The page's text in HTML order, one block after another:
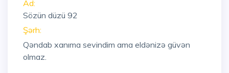
Ad:
Sözün düzü 92
Şərh:
Qəndab xanıma sevindim ama eldənizə güvən
olmaz.